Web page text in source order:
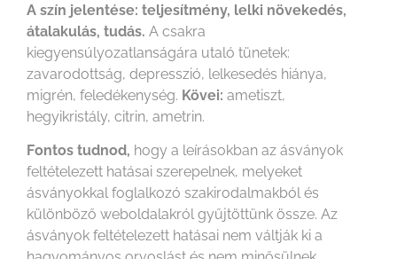
A szín jelentése: teljesítmény, lelki növekedés,
átalakulás, tudás. A csakra
kiegyensúlyozatlanságára utaló tünetek:
zavarodottság, depresszió, lelkesedés hiánya,
migrén, feledékenység. Kövei: ametiszt,
hegyikristály, citrin, ametrin.
Fontos tudnod, hogy a leírásokban az ásványok
feltételezett hatásai szerepelnek, melyeket
ásványokkal foglalkozó szakirodalmakból és
különböző weboldalakról gyűjtöttünk össze. Az
ásványok feltételezett hatásai nem váltják ki a